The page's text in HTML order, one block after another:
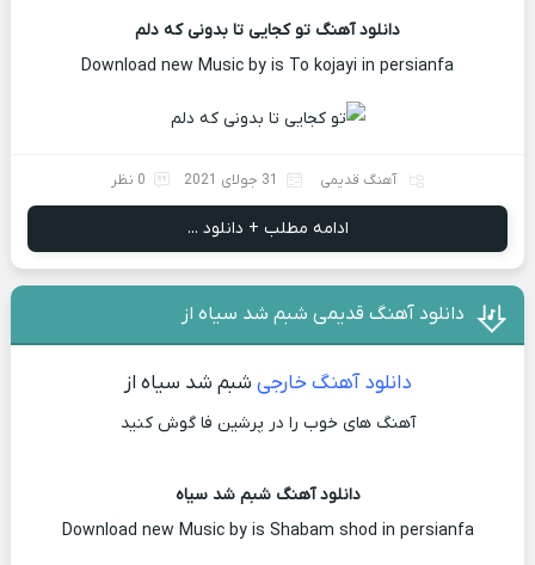
دانلود آهنگ تو کجایی تا بدونی که دلم
Download new Music by is To kojayi in persianfa
آهنگ قدیمی 31 جولای 2021 0 نظر
ادامه مطلب + دانلود ...
دانلود آهنگ قدیمی شبم شد سیاه از
دانلود آهنگ خارجی شبم شد سیاه از
آهنگ های خوب را در پرشین فا گوش کنید
دانلود آهنگ شبم شد سیاه
Download new Music by is Shabam shod in persianfa